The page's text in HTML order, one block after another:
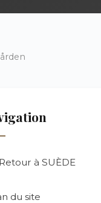
à SUÈDE
du site